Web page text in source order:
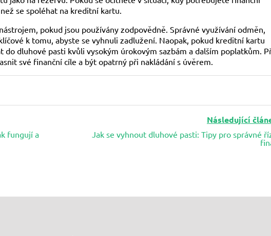
se spoléhat na kreditní kartu.
pokud jsou používány zodpovědně. Správné využívání odměn,
k tomu, abyste se vyhnuli zadlužení. Naopak, pokud kreditní kartu
dluhové pasti kvůli vysokým úrokovým sazbám a dalším poplatkům.
své finanční cíle a být opatrný při nakládání s úvěrem.
fungují a
Následující
Jak se vyhnout dluhové pasti: Tipy pro správné